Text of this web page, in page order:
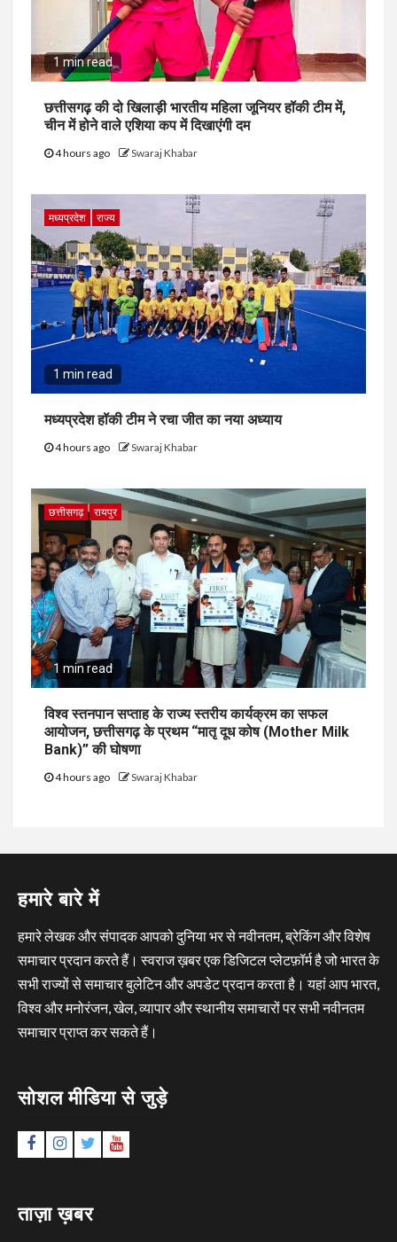
1 min read
छत्तीसगढ़ की दो खिलाड़ी भारतीय महिला जूनियर हॉकी टीम में,
चीन में होने वाले एशिया कप में दिखाएंगी दम
4 hours ago Swaraj Khabar
मध्यप्रदेश राज्य
1 min read
मध्यप्रदेश हॉकी टीम ने रचा जीत का नया अध्याय
4 hours ago Swaraj Khabar
छत्तीसगढ़ रायपुर
1 min read
विश्व स्तनपान सप्ताह के राज्य स्तरीय कार्यक्रम का सफल
आयोजन, छत्तीसगढ़ के प्रथम “मातृ दूध कोष (Mother Milk
Bank)” की घोषणा
4 hours ago Swaraj Khabar
हमारे बारे में
हमारे लेखक और संपादक आपको दुनिया भर से नवीनतम, ब्रेकिंग और विशेष
समाचार प्रदान करते हैं। स्वराज ख़बर एक डिजिटल प्लेटफ़ॉर्म है जो भारत के
सभी राज्यों से समाचार बुलेटिन और अपडेट प्रदान करता है। यहां आप भारत,
विश्व और मनोरंजन, खेल, व्यापार और स्थानीय समाचारों पर सभी नवीनतम
समाचार प्राप्त कर सकते हैं।
सोशल मीडिया से जुड़े
FacebookInstagram
TwitterYouTube
ताज़ा ख़बर